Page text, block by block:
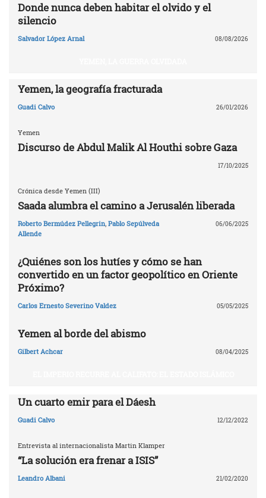
Donde nunca deben habitar el olvido y el
silencio
Salvador López Arnal 08/08/2026
Yemen, la geografía fracturada
Guadi Calvo 26/01/2026
Yemen
Discurso de Abdul Malik Al Houthi sobre Gaza
17/10/2025
Crónica desde Yemen (III)
Saada alumbra el camino a Jerusalén liberada
Roberto Bermúdez Pellegrin, Pablo Sepúlveda
Allende
06/06/2025
¿Quiénes son los hutíes y cómo se han
convertido en un factor geopolítico en Oriente
Próximo?
Carlos Ernesto Severino Valdez 05/05/2025
Yemen al borde del abismo
Gilbert Achcar 08/04/2025
Un cuarto emir para el Dáesh
Guadi Calvo 12/12/2022
Entrevista al internacionalista Martin Klamper
“La solución era frenar a ISIS”
Leandro Albani 21/02/2020